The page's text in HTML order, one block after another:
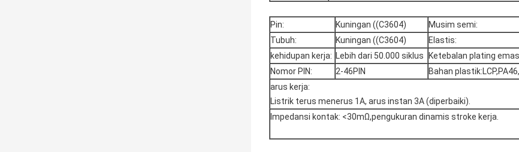
Pin: Kuningan ((C3604) Musim semi:
Tubuh:
Kuningan ((C3604) Elastis:
kehidupan kerja: Lebih dari 50.000 siklus Ketebalan plating
Nomor PIN:
2-46PIN
Bahan
arus kerja:
Listrik terus menerus 1A, arus instan 3A (diperbaiki).
Impedansi kontak: <30mΩ,pengukuran dinamis stroke kerja.